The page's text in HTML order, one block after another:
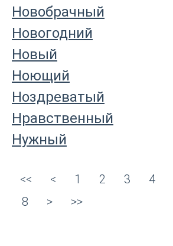
Новобрачный
Новогодний
Новый
Ноющий
Ноздреватый
Нравственный
Нужный
<< < 1 2 3 4
8
> >>